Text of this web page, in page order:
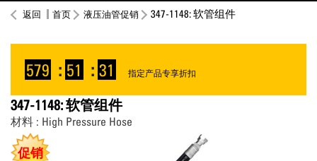
返回 首页 液压油管促销 347-1148: 软管组件
579 : 51 : 31 指定产品专享折扣
347-1148: 软管组件
材料 : High Pressure Hose
促销